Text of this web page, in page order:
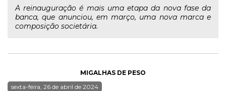
A reinauguração é mais uma etapa da nova fase da
banca, que anunciou, em março, uma nova marca e
composição societária.
MIGALHAS DE PESO
sexta-feira, 26 de abril de 2024